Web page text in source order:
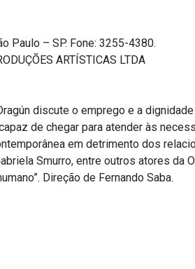
Paulo – SP. Fone: 3255-4380.
ARTÍSTICAS LTDA
discute o emprego e a
de chegar para atender às
em detrimento dos
Smurro, entre outros atores da
Direção de Fernando Saba.